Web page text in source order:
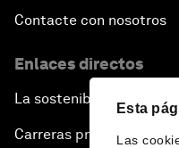
Esta
Las
Contacte con nosotros
Enlaces directos
La sostenibilidad en el
Carreras profesionales